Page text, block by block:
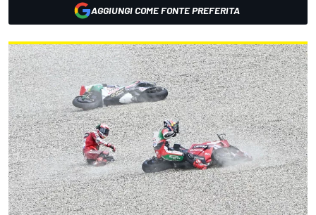
AGGIUNGI COME FONTE PREFERITA